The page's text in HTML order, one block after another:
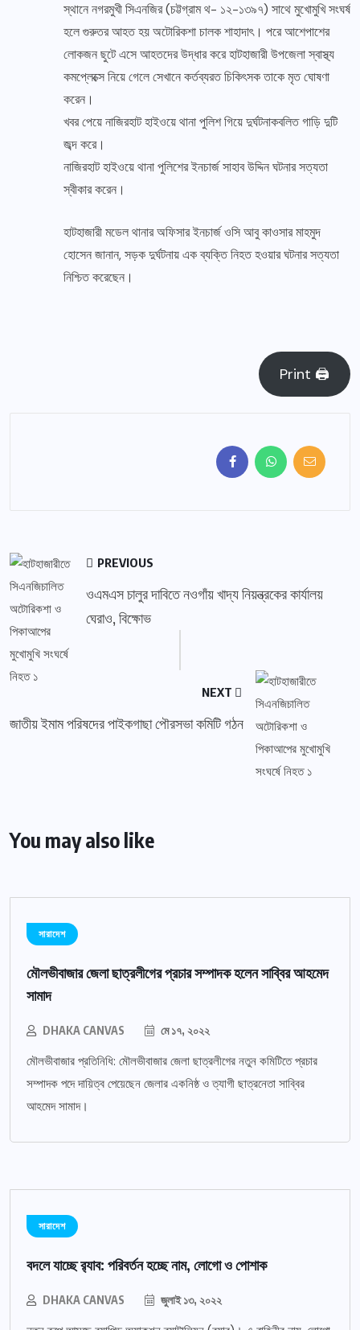
স্থানে নগরমুখী সিএনজির (চট্টগ্রাম থ- ১২-১৩৯৭) সাথে মুখোমুখি সংঘর্ষ
হলে গুরুতর আহত হয় অটোরিকশা চালক শাহাদাৎ। পরে আশেপাশের
লোকজন ছুটে এসে আহতদের উদ্ধার করে হাটহাজারী উপজেলা স্বাস্থ্য
কমপ্লেক্সে নিয়ে গেলে সেখানে কর্তব্যরত চিকিৎসক তাকে মৃত ঘোষণা
করেন।
খবর পেয়ে নাজিরহাট হাইওয়ে থানা পুলিশ গিয়ে দুর্ঘটনাকবলিত গাড়ি দুটি
জব্দ করে।
নাজিরহাট হাইওয়ে থানা পুলিশের ইনচার্জ সাহাব উদ্দিন ঘটনার সত্যতা
স্বীকার করেন।
হাটহাজারী মডেল থানার অফিসার ইনচার্জ ওসি আবু কাওসার মাহমুদ
হোসেন জানান, সড়ক দুর্ঘটনায় এক ব্যক্তি নিহত হওয়ার ঘটনার সত্যতা
নিশ্চিত করেছেন।
Print 🖨
PREVIOUS
ওএমএস চালুর দাবিতে নওগাঁয় খাদ্য নিয়ন্ত্রকের কার্যালয়
ঘেরাও, বিক্ষোভ
NEXT
জাতীয় ইমাম পরিষদের পাইকগাছা পৌরসভা কমিটি গঠন
You may also like
সারাদেশ
মৌলভীবাজার জেলা ছাত্রলীগের প্রচার সম্পাদক হলেন সাব্বির আহমেদ
সামাদ
DHAKA CANVAS মে ১৭, ২০২২
মৌলভীবাজার প্রতিনিধি: মৌলভীবাজার জেলা ছাত্রলীগের নতুন কমিটিতে প্রচার
সম্পাদক পদে দায়িত্ব পেয়েছেন জেলার একনিষ্ঠ ও ত্যাগী ছাত্রনেতা সাব্বির
আহমেদ সামাদ।
সারাদেশ
বদলে যাচ্ছে র‌্যাব: পরিবর্তন হচ্ছে নাম, লোগো ও পোশাক
DHAKA CANVAS জুলাই ১৩, ২০২২